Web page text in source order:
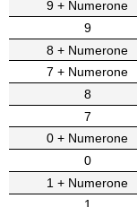
9 + Numerone
9
8 + Numerone
7 + Numerone
8
7
0 + Numerone
0
1 + Numerone